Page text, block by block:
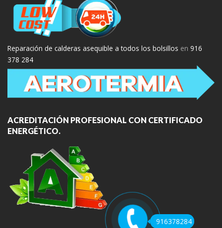
Reparación de calderas asequible a todos los bolsillos en 916
378 284
ACREDITACIÓN PROFESIONAL CON CERTIFICADO
ENERGÉTICO.
916378284